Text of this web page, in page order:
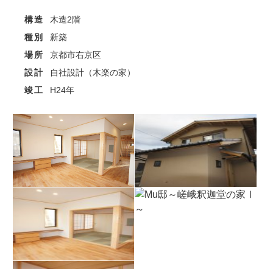
構造
木造2階
種別
新築
場所
京都市右京区
設計
自社設計（木楽の家）
竣工
H24年